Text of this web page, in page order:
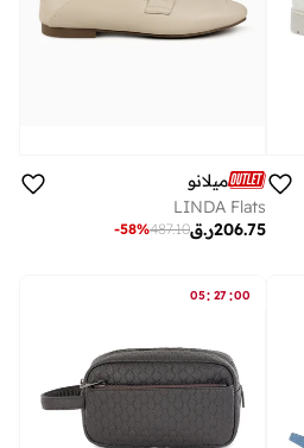
ميلانو
LINDA Flats
ر.ق206.75
487.10
-58%
05: 27 :00